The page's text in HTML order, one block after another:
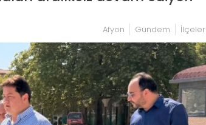
Afyon Gündem İlçeler